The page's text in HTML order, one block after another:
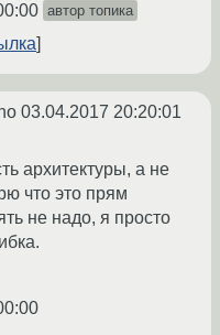
автор топика
03.04.2017 20:20:01
архитектуры, а не
что это прям
не надо, я просто